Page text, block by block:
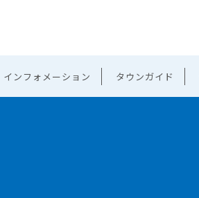
インフォメーション タウンガイド